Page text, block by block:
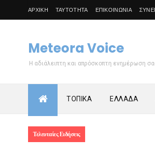
ΑΡΧΙΚΗ ΤΑΥΤΟΤΗΤΑ ΕΠΙΚΟΙΝΩΝΙΑ
Meteora Voice
Η αδιάλειπτη και απρόσκοπτη ενημέρωση
ΤΟΠΙΚΑ ΕΛΛΑΔΑ
Τελευταίες Ειδήσεις